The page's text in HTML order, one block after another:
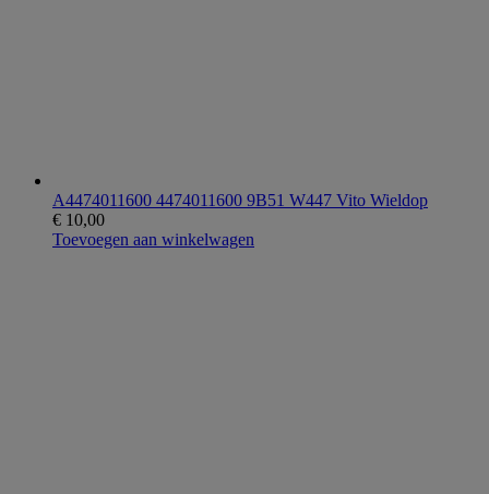
A4474011600 4474011600 9B51 W447 Vito Wieldop
€ 10,00
Toevoegen aan winkelwagen